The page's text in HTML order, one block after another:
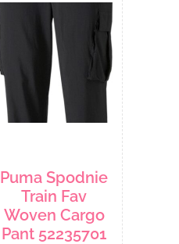
Puma Spodnie
Train Fav
Woven Cargo
Pant 52235701